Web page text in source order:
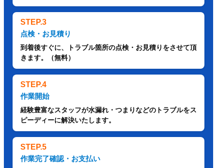
STEP.3
点検・お見積り
到着後すぐに、トラブル箇所の点検・お見積りをさせて頂
きます。（無料）
STEP.4
作業開始
経験豊富なスタッフが水漏れ・つまりなどのトラブルをス
ピーディーに解決いたします。
STEP.5
作業完了確認・お支払い